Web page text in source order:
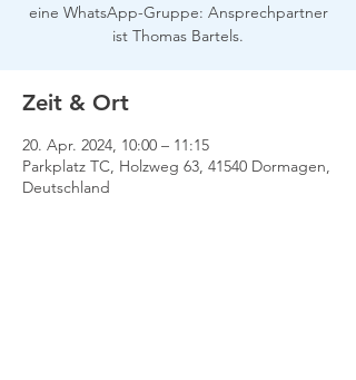
eine WhatsApp-Gruppe: Ansprechpartner
ist Thomas Bartels.
Zeit & Ort
20. Apr. 2024, 10:00 – 11:15
Parkplatz TC, Holzweg 63, 41540 Dormagen,
Deutschland